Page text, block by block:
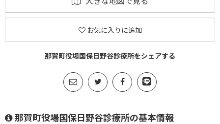
お気に入りに追加
那賀町役場国保日野谷診療所をシェアする
那賀町役場国保日野谷診療所の基本情報